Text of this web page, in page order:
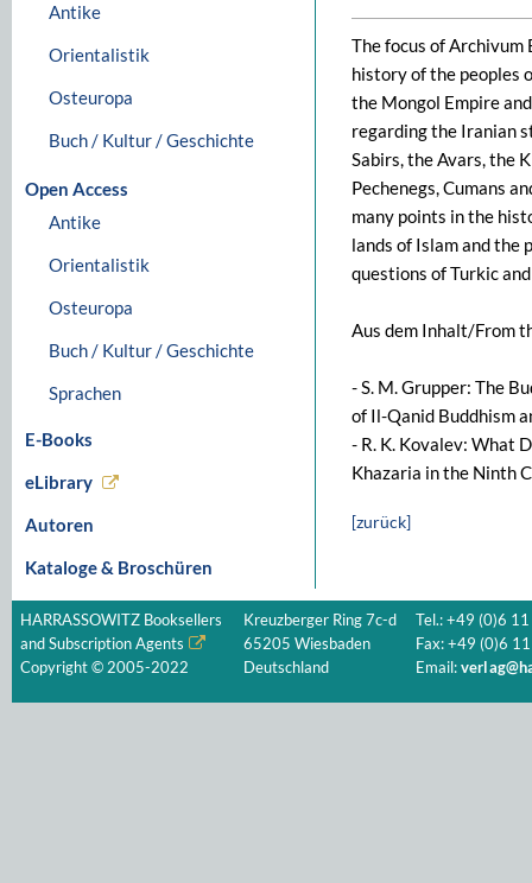
Antike
Orientalistik
Osteuropa
Buch / Kultur / Geschichte
Open Access
Antike
Orientalistik
Osteuropa
Buch / Kultur / Geschichte
Sprachen
E-Books
eLibrary
Autoren
Kataloge & Broschüren
The focus of Archivum
history of the peoples
the Mongol Empire
regarding the Iranian
Sabirs, the Avars, the
Pechenegs, Cumans
many points in the
lands of Islam and the
questions of Turkic
Aus dem Inhalt/From
- S. M. Grupper: The
of Il-Qanid Buddhism
- R. K. Kovalev: What
Khazaria in the Ninth
[zurück]
HARRASSOWITZ Booksellers
and Subscription Agents
Copyright © 2005-2022
Kreuzberger Ring 7c-d
65205 Wiesbaden
Deutschland
Tel.: +49 (0)6
Fax: +49 (0)6
Email: